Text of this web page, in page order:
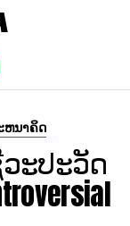
ຫນາຄິດ
ວະປະວັດ